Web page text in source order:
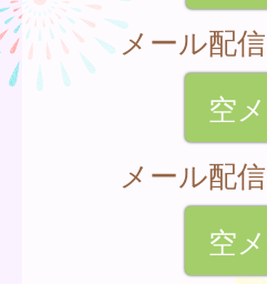
メール配
空
メール配
空